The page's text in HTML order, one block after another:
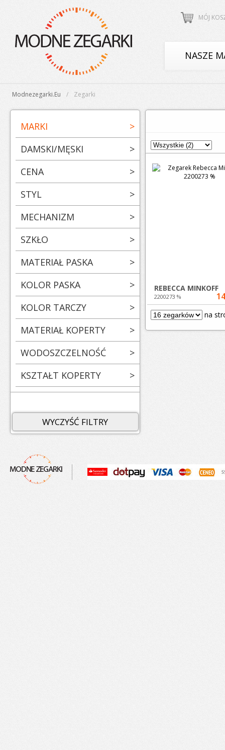
MÓJ
NASZE
Modnezegarki.eu Zegarki
MARKI
>
DAMSKI/MĘSKI
>
CENA
>
STYL
>
MECHANIZM
>
SZKŁO
>
MATERIAŁ PASKA
>
KOLOR PASKA
>
KOLOR TARCZY
>
MATERIAŁ KOPERTY
>
WODOSZCZELNOŚĆ
>
KSZTAŁT KOPERTY
>
WYCZYŚĆ FILTRY
REBECCA MINKOFF
2200273 %
na